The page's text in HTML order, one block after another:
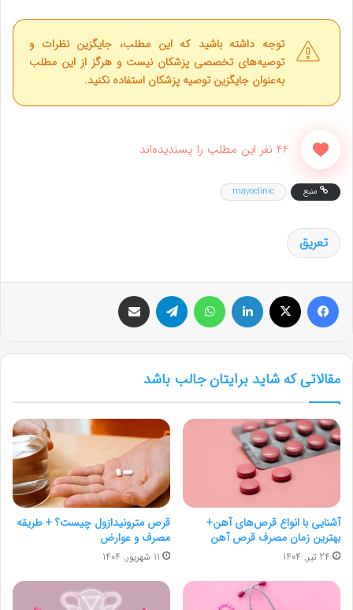
توجه داشته باشید که این مطلب، جایگزین نظرات و
توصیه‌های تخصصی پزشکان نیست و هرگز از این مطلب
به‌عنوان جایگزین توصیه پزشکان استفاده نکنید.
44 نفر این مطلب را پسندیده‌اند
منبع mayoclinic
تعریق
مقالاتی که شاید برایتان جالب باشد
آشنایی با انواع قرص‌های آهن+
بهترین زمان مصرف قرص آهن
24 تیر, 1404
قرص مترونیدازول چیست؟ + طریقه
مصرف و عوارض
11 شهریور, 1404